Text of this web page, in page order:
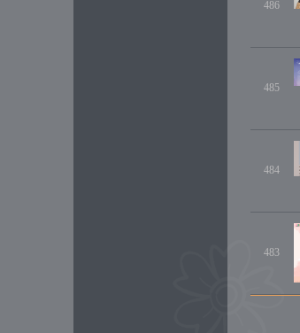
486
485
484
483